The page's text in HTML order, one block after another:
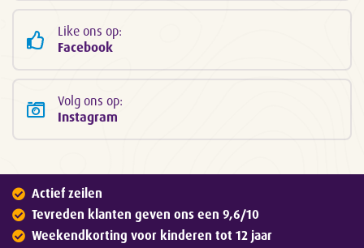
Like ons op:
Facebook
Volg ons op:
Instagram
Actief zeilen
Tevreden klanten geven ons een 9,6/10
Weekendkorting voor kinderen tot 12 jaar